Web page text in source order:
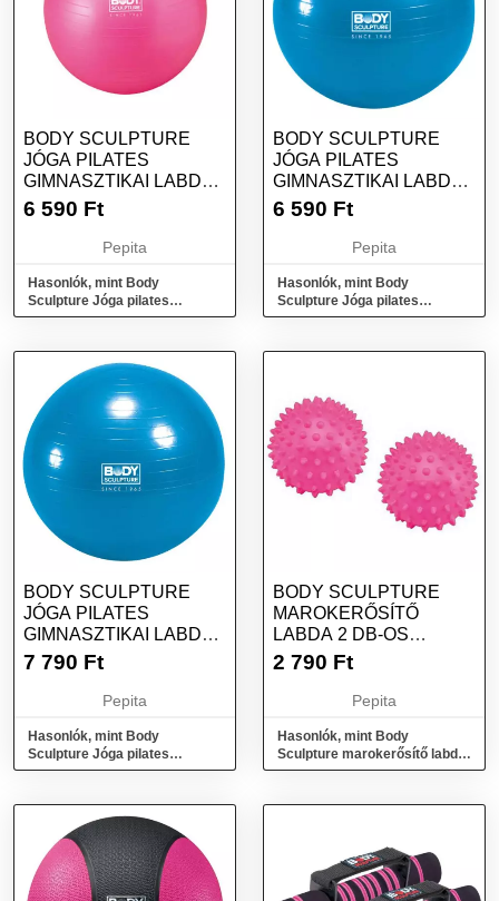
BODY SCULPTURE
JÓGA PILATES
GIMNASZTIKAI LABDA
65 CM PINK
6 590 Ft
Pepita
Hasonlók, mint Body
Sculpture Jóga pilates
gimnasztikai labda 65 cm pink
BODY SCULPTURE
JÓGA PILATES
GIMNASZTIKAI LABDA
65 CM KÉK
6 590 Ft
Pepita
Hasonlók, mint Body
Sculpture Jóga pilates
gimnasztikai labda 65 cm kék
BODY SCULPTURE
JÓGA PILATES
GIMNASZTIKAI LABDA
76 CM KÉK
7 790 Ft
Pepita
Hasonlók, mint Body
Sculpture Jóga pilates
gimnasztikai labda 76 cm kék
BODY SCULPTURE
MAROKERŐSÍTŐ
LABDA 2 DB-OS
KÉZERŐSÍTŐ SZETT
2 790 Ft
Pepita
Hasonlók, mint Body
Sculpture marokerősítő labda
2 db-os kézerősítő szett pink